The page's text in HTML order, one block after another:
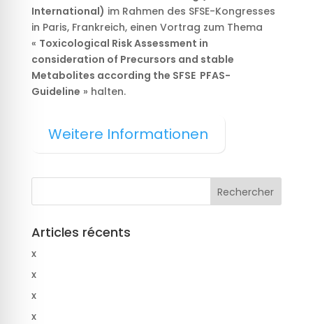
International) im Rahmen des SFSE-Kongresses
in Paris, Frankreich, einen Vortrag zum Thema
« Toxicological Risk Assessment in
consideration of Precursors and stable
Metabolites according the SFSE PFAS-
Guideline » halten.
Weitere Informationen
Articles récents
x
x
x
x